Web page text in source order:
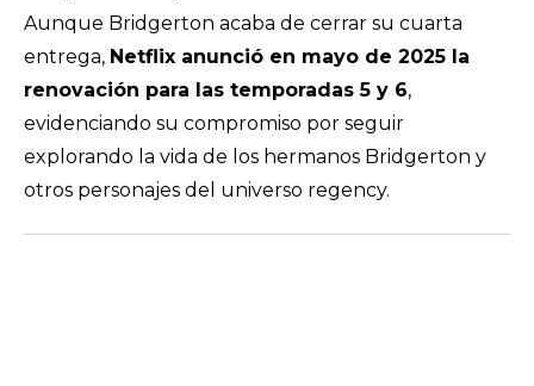
Aunque Bridgerton acaba de cerrar su cuarta
entrega, Netflix anunció en mayo de 2025 la
renovación para las temporadas 5 y 6,
evidenciando su compromiso por seguir
explorando la vida de los hermanos Bridgerton y
otros personajes del universo regency.